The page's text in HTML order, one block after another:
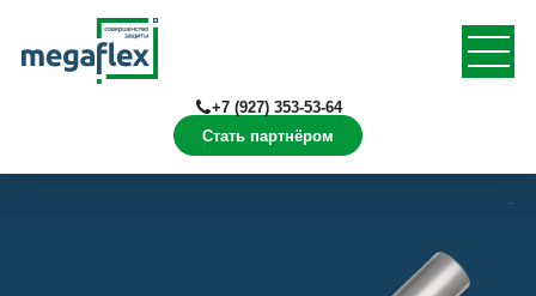
Стать партнёром
+7 (927) 353-53-64